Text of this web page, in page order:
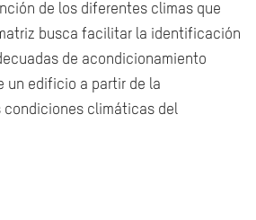
de los diferentes climas que
busca facilitar la identificación
de acondicionamiento
un edificio a partir de la
condiciones climáticas del